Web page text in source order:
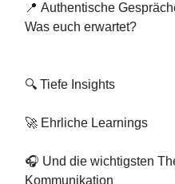
📍 Authentische
Was euch erwartet?
🔍 Tiefe Insights
🚀 Ehrliche Learnings
🎧 Und die wichtigsten
Kommunikation